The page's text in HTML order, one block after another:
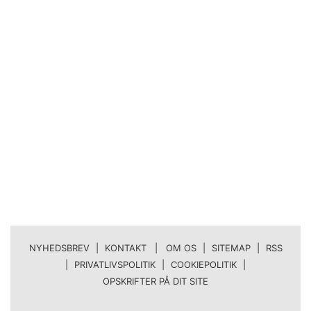
NYHEDSBREV KONTAKT | OM OS SITEMAP
RSS
PRIVATLIVSPOLITIK COOKIEPOLITIK
OPSKRIFTER PÅ DIT SITE